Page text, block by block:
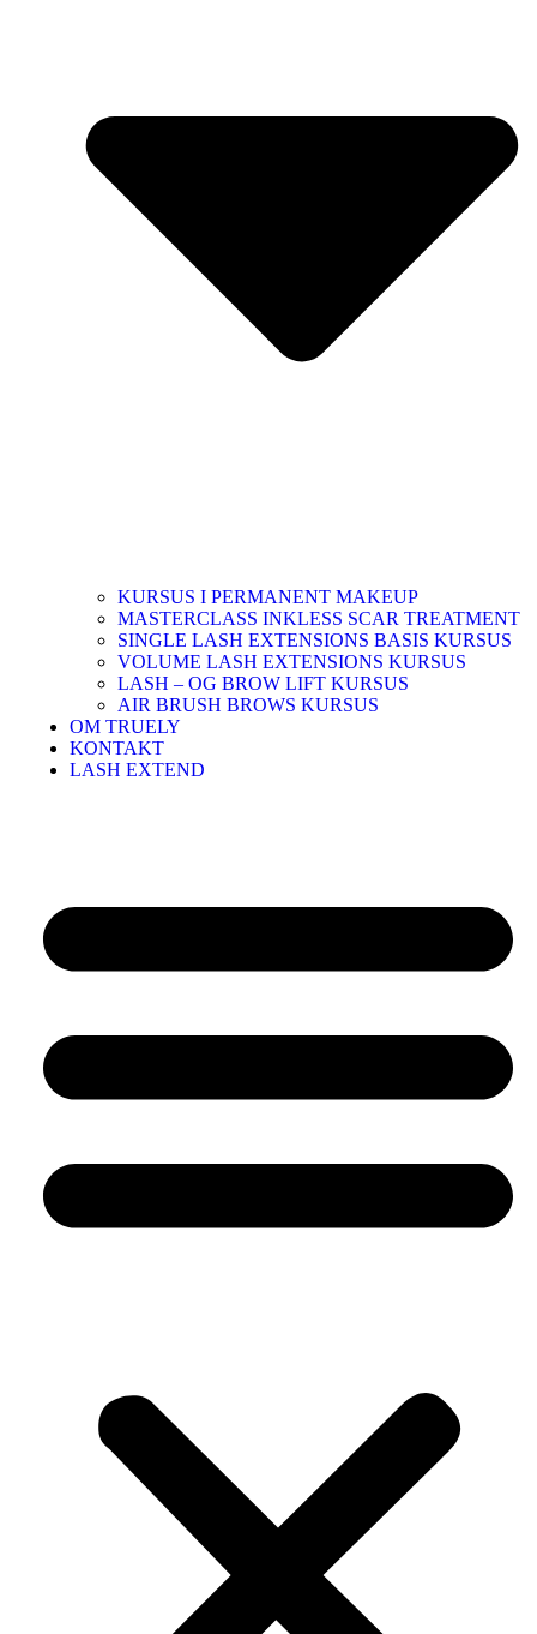
KURSUS I PERMANENT MAKEUP
MASTERCLASS INKLESS SCAR TREATMENT
SINGLE LASH EXTENSIONS BASIS KURSUS
VOLUME LASH EXTENSIONS KURSUS
LASH – OG BROW LIFT KURSUS
AIR BRUSH BROWS KURSUS
OM TRUELY
KONTAKT
LASH EXTEND